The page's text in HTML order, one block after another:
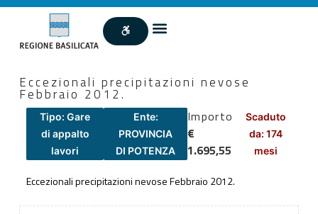
Eccezionali precipitazioni nevose
Febbraio 2012.
Tipo: Gare
di appalto
lavori
Ente:
PROVINCIA
DI POTENZA
Importo
€
1.695,55
Scaduto
da: 174
mesi
Eccezionali precipitazioni nevose Febbraio 2012.